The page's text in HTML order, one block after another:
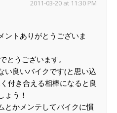
2011-03-20 at 11:30 PM
ントありがとうございま
とうございます。
い良いバイクです(と思い込
付き合える相棒になると良
ょう！
とかメンテしてバイクに慣